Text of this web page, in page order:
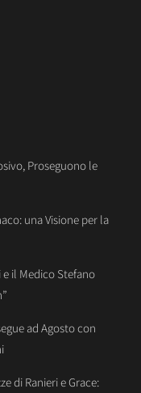
Proseguono le
una Visione per la
e il Medico Stefano
ad Agosto con
di Ranieri e Grace: